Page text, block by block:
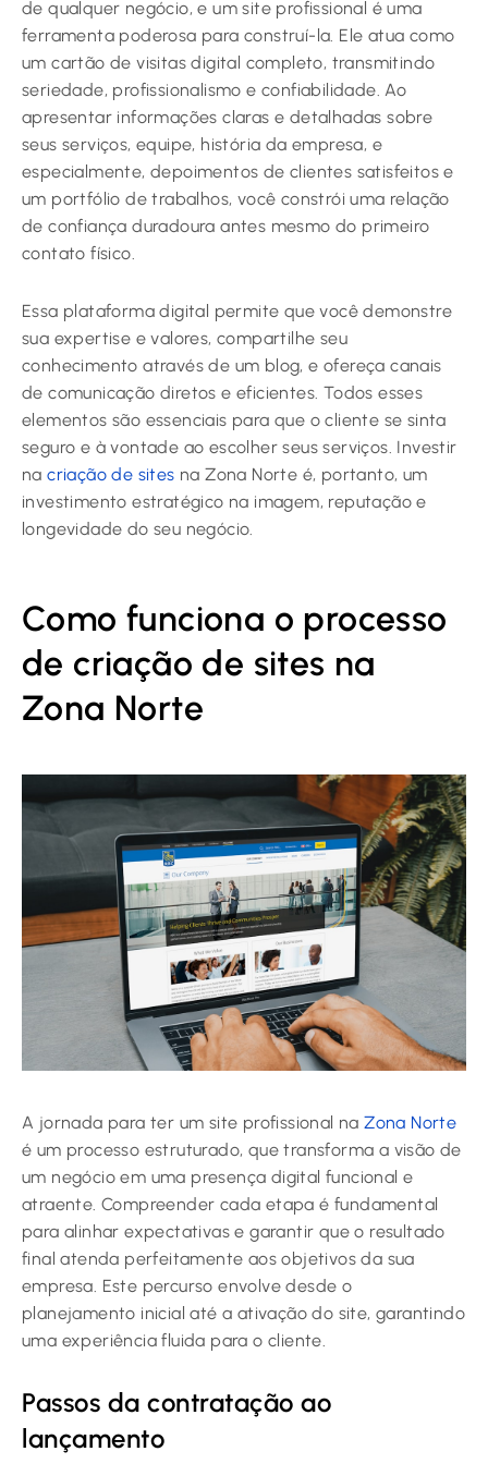
de qualquer negócio, e um site profissional é uma
ferramenta poderosa para construí-la. Ele atua como
um cartão de visitas digital completo, transmitindo
seriedade, profissionalismo e confiabilidade. Ao
apresentar informações claras e detalhadas sobre
seus serviços, equipe, história da empresa, e
especialmente, depoimentos de clientes satisfeitos e
um portfólio de trabalhos, você constrói uma relação
de confiança duradoura antes mesmo do primeiro
contato físico.
Essa plataforma digital permite que você demonstre
sua expertise e valores, compartilhe seu
conhecimento através de um blog, e ofereça canais
de comunicação diretos e eficientes. Todos esses
elementos são essenciais para que o cliente se sinta
seguro e à vontade ao escolher seus serviços. Investir
nacriação de sites na Zona Norte é, portanto, um
investimento estratégico na imagem, reputação e
longevidade do seu negócio.
Como funciona o processo
de criação de sites na
Zona Norte
A jornada para ter um site profissional naZona Norte
é um processo estruturado, que transforma a visão de
um negócio em uma presença digital funcional e
atraente. Compreender cada etapa é fundamental
para alinhar expectativas e garantir que o resultado
final atenda perfeitamente aos objetivos da sua
empresa. Este percurso envolve desde o
planejamento inicial até a ativação do site, garantindo
uma experiência fluida para o cliente.
Passos da contratação ao
lançamento